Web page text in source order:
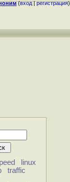
(вход|регистрация)
linux
traffic